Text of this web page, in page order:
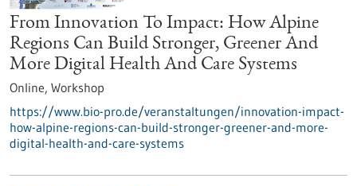
From Innovation To Impact: How Alpine
Regions Can Build Stronger, Greener And
More Digital Health And Care Systems
Online, Workshop
https://www.bio-pro.de/veranstaltungen/innovation-impact-
how-alpine-regions-can-build-stronger-greener-and-more-
digital-health-and-care-systems